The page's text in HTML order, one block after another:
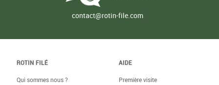
contact@rotin-file.com
ROTIN FILÉ
Qui sommes nous ?
AIDE
Première visite